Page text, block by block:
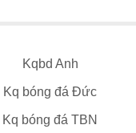
Kqbd Anh
Kq bóng đá Đức
Kq bóng đá TBN